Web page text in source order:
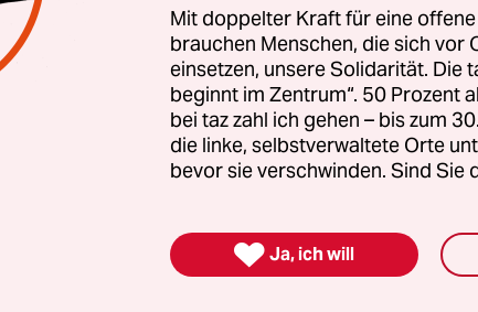
zu ändern
, sondern auch noch versucht
gekaufter Vertreter indigener Nationen
Hinzu kommt, wie nun eine
zutage gefördert hat, eine Kultur der
in seinem Klub.
Mit doppelter Kraft für eine
brauchen Menschen, die sich vor
einsetzen, unsere Solidarität. Die
beginnt im Zentrum“. 50 Prozent
bei taz zahl ich gehen – bis zum
die linke, selbstverwaltete Orte
bevor sie verschwinden. Sind Sie
 Ja, ich will